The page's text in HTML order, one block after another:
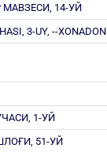
14-УЙ
3-UY, --XONADON
1-УЙ
51-УЙ